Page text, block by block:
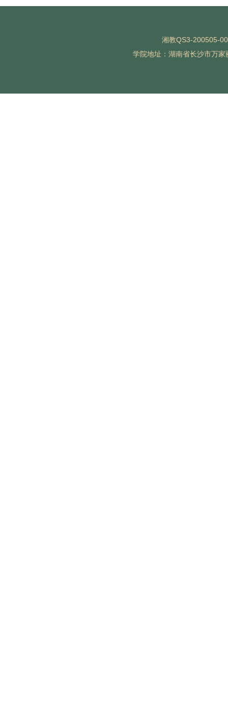
湘教QS3-200505-
学院地址：湖南省长沙市万